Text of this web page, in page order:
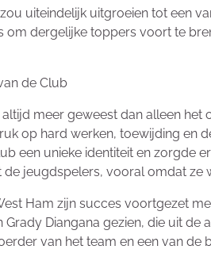
uiteindelijk uitgroeien tot een
om dergelijke toppers voort te
de Club
meer geweest dan alleen
op hard werken, toewijding en
een unieke identiteit en zorgde
jeugdspelers, vooral omdat ze
Ham zijn succes voortgezet
Diangana gezien, die uit
van het team en een van